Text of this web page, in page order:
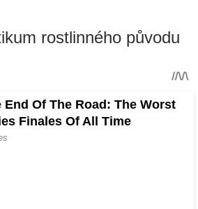
rostlinného původu